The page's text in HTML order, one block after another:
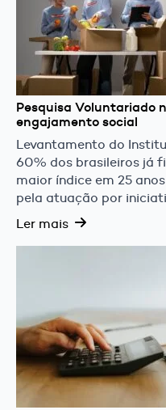
Pesquisa Voluntariado
engajamento social
Levantamento do
60% dos brasileiros já
maior índice em 25
pela atuação por
Ler mais